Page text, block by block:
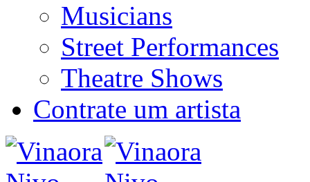
Musicians
Street Performances
Theatre Shows
Contrate um artista